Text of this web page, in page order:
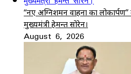
“नए अग्निशमन वाहनों का
मुख्यमंत्री हेमन्त सोरेन।
August 6, 2026